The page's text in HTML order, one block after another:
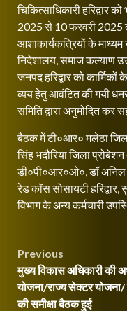
चिकित्साधिकारी हरिद्वार
2025 से 10 फरवरी 2025
आशाकार्यकत्रियों के माध्यम
निदेशालय, समाज कल्याण
जनपद हरिद्वार को
व्यय हेतु आवंटित की गयी
समिति द्वारा अनुमोदित कर
बैठक में टी०आर० मलेठा
सिंह भदौरिया जिला
डी०पी०आर०ओ०, डॉ अनिल
रेड कॉस सोसायटी
विभाग के अन्य कर्मचारी
Continue
Reading
Post
navigation
Previous
मुख्य विकास अधिकारी की
योजना/राज्य सेक्टर योजना/
की समीक्षा बैठक हुई